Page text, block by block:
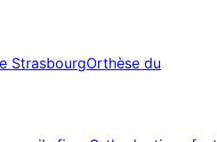
StrasbourgOrthèse du